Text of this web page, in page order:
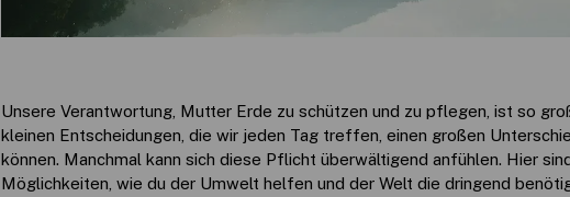
Unsere Verantwortung, Mutter Erde zu schützen und zu pflegen, ist so
kleinen Entscheidungen, die wir jeden Tag treffen, einen großen
können. Manchmal kann sich diese Pflicht überwältigend anfühlen. Hier
Möglichkeiten, wie du der Umwelt helfen und der Welt die dringend